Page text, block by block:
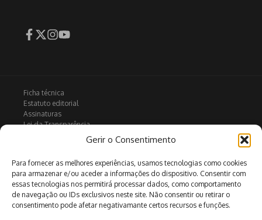
Gerir o Consentimento
Para fornecer as melhores experiências, usamos tecnologias como cookies
para armazenar e/ou aceder a informações do dispositivo. Consentir com
essas tecnologias nos permitirá processar dados, como comportamento
de navegação ou IDs exclusivos neste site. Não consentir ou retirar o
consentimento pode afetar negativamante certos recursos e funções.
Ficha técnica
Estatuto editorial
Assinaturas
Lei da Transparência
Política de privacidade
Arquivo